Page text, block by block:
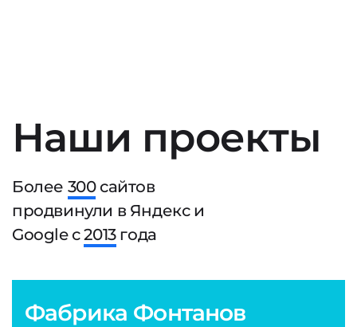
Наши проекты
Более 300сайтов
продвинули в Яндекс и
Google с2013года
Фабрика Фонтанов